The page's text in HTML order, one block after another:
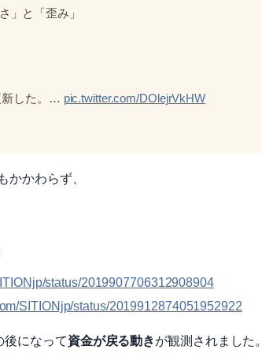
」と「歪み」
新した。… pic.twitter.com/DOlejrVkHW
かかわらず、
status/2019907706312908904
SITIONjp/status/2019912874051952922
後になって資金が戻る動きが観測されました。